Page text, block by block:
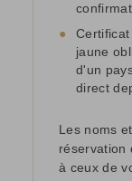
●
jaune
d'un
direct
Les noms
réservation
à ceux de